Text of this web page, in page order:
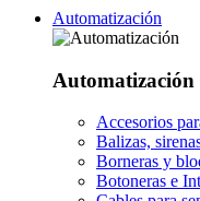
Automatización
Automatización
Accesorios
Balizas,
Borneras y
Botoneras e